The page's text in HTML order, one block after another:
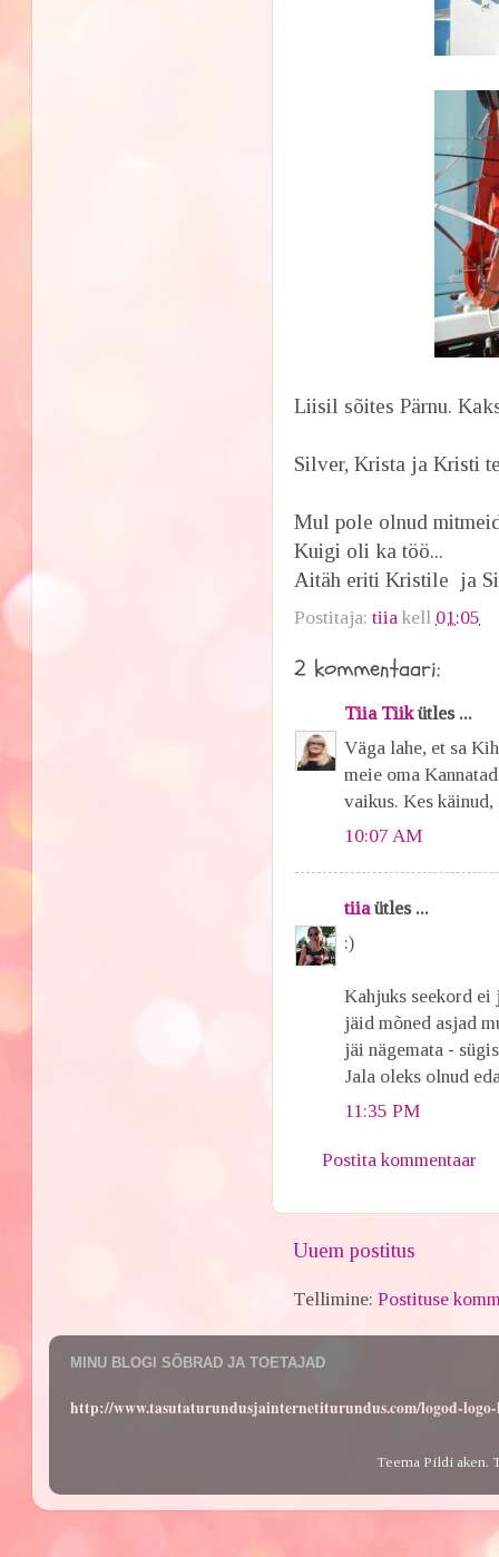
Liisil sõites Pärnu.
Silver, Krista ja Kristi
Mul pole olnud
Kuigi oli ka töö...
Aitäh eriti Kristile ja
Postitaja:tiia kell 01:05
2 kommentaari:
Tiia Tiikütles ...
Väga lahe, et sa
meie oma
vaikus. Kes käinud,
10:07 AM
tiiaütles ...
:)
Kahjuks seekord
jäid mõned asjad
jäi nägemata -
Jala oleks olnud
11:35 PM
Postita kommentaar
Uuem postitus
Tellimine:Postituse
MINU BLOGI SÕBRAD JA TOETAJAD
http://www.tasutaturundusjainternetiturundus.com/logod-
Teema Pildi aken.